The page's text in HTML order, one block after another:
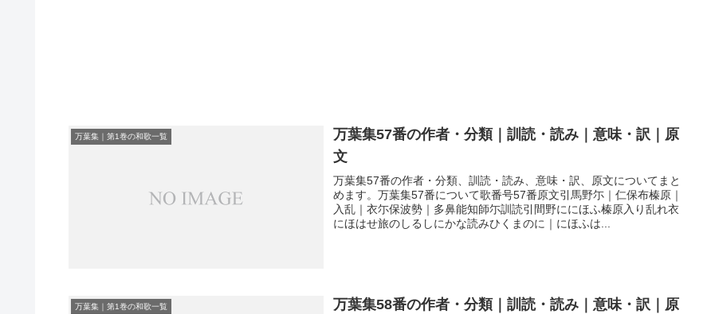
万葉集｜第1巻の和歌一覧
万葉集57番の作者・分類｜訓読・読み｜意味・訳｜原
文
万葉集57番の作者・分類、訓読・読み、意味・訳、原文についてまと
めます。万葉集57番について歌番号57番原文引馬野尓｜仁保布榛原｜
入乱｜衣尓保波勢｜多鼻能知師尓訓読引間野ににほふ榛原入り乱れ衣
にほはせ旅のしるしにかな読みひくまのに｜にほふは...
万葉集｜第1巻の和歌一覧
万葉集58番の作者・分類｜訓読・読み｜意味・訳｜原